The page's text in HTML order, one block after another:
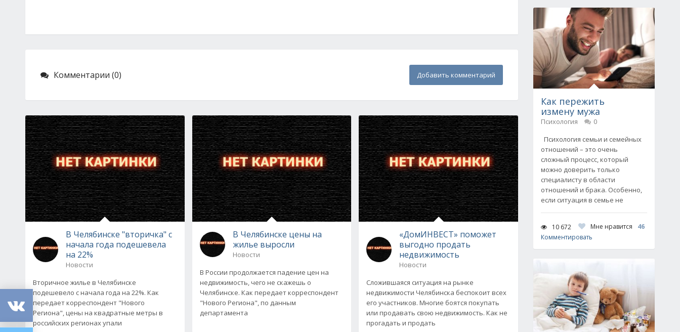
Комментарии (0) Добавить комментарий
В Челябинске "вторичка" с
начала года подешевела
на 22%
Новости
Вторичное жилье в Челябинске
подешевело с начала года на 22%. Как
передает корреспондент "Нового
Региона", цены на квадратные метры в
российских регионах упали
В Челябинске цены на
жилье выросли
Новости
В России продолжается падение цен на
недвижимость, чего не скажешь о
Челябинске. Как передает корреспондент
"Нового Региона", по данным
департамента
«ДомИНВЕСТ» поможет
выгодно продать
недвижимость
Новости
Сложившаяся ситуация на рынке
недвижимости Челябинска беспокоит всех
его участников. Многие боятся покупать
или продавать свою недвижимость. Как не
прогадать и продать
Как пережить
измену мужа
Психология
0
Психология семьи и семейных
отношений – это очень
сложный процесс, который
можно доверить только
специалисту в области
отношений и брака. Особенно,
если ситуация в семье не
10 672 Мне нравится
46
Комментировать